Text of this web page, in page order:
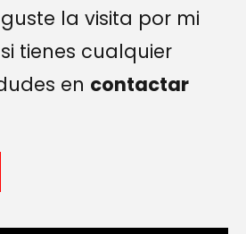
la visita por mi
tienes cualquier
en contactar